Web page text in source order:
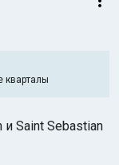
кварталы
и Saint Sebastian